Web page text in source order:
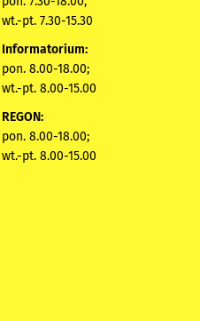
wt.-pt. 7.30-15.30
Informatorium:
pon. 8.00-18.00;
wt.-pt. 8.00-15.00
REGON:
pon. 8.00-18.00;
wt.-pt. 8.00-15.00